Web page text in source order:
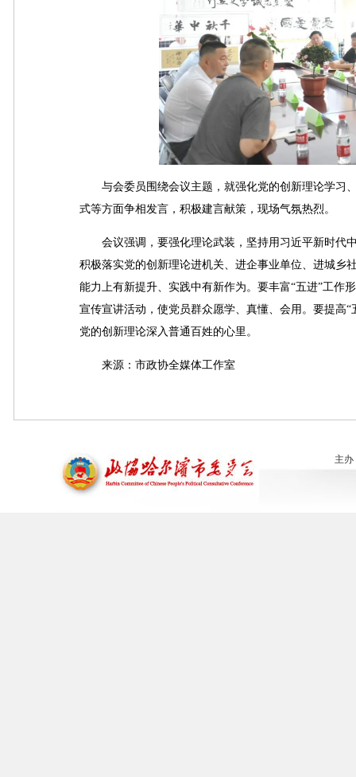
与会委员围绕会议主题，就强化党的创新理论学习、
式等方面争相发言，积极建言献策，现场气氛热烈。
会议强调，要强化理论武装，坚持用习近平新时代
积极落实党的创新理论进机关、进企事业单位、进城乡
能力上有新提升、实践中有新作为。要丰富“五进”工作
宣传宣讲活动，使党员群众愿学、真懂、会用。要提高
党的创新理论深入普通百姓的心里。
来源：市政协全媒体工作室
主